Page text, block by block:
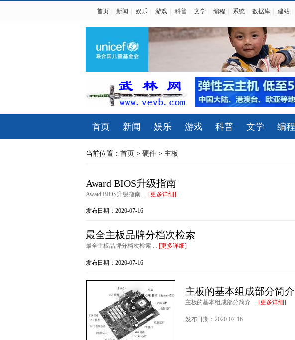
首页 新闻 娱乐 游戏 科普 文学 编程 系统 数据库 建站
首页 新闻 娱乐 游戏 科普 文学 编程
当前位置： 首页 > 硬件 > 主板
Award BIOS升级指南
Award BIOS升级指南 ... [更多详细]
发布日期：2020-07-16
最全主板品牌分档次检索
最全主板品牌分档次检索 ... [更多详细]
发布日期：2020-07-16
主板的基本组成部分简介
主板的基本组成部分简介 ... [更多详细]
发布日期：2020-07-16